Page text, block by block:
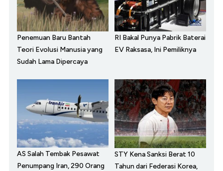
Penemuan Baru Bantah
Teori Evolusi Manusia yang
Sudah Lama Dipercaya
RI Bakal Punya Pabrik Baterai
EV Raksasa, Ini Pemiliknya
AS Salah Tembak Pesawat
Penumpang Iran, 290 Orang
STY Kena Sanksi Berat 10
Tahun dari Federasi Korea,